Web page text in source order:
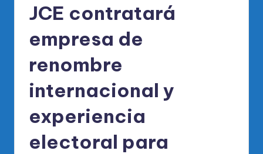
el
R
M
JCE contratará
empresa de
renombre
internacional y
experiencia
electoral para